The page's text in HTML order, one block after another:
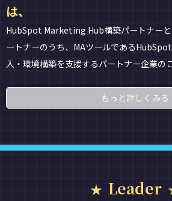
は、
HubSpot Marketing Hub構築パートナー
ートナーのうち、MAツールである
入・環境構築を支援するパートナー企業の
もっと詳しくみる
Leader